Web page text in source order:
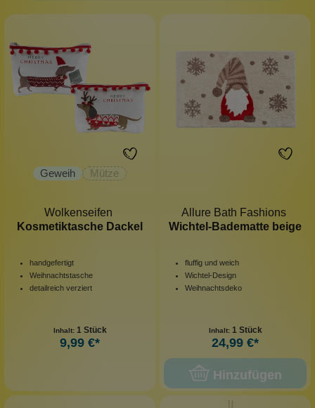
Geweih Mütze
Wolkenseifen
Kosmetiktasche Dackel
handgefertigt
Weihnachtstasche
detailreich verziert
Inhalt: 1 Stück
9,99 €*
Allure Bath Fashions
Wichtel-Badematte beige
fluffig und weich
Wichtel-Design
Weihnachtsdeko
Inhalt: 1 Stück
24,99 €*
Hinzufügen